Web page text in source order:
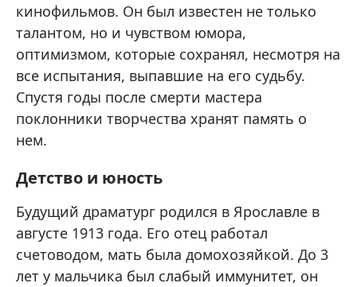
кинофильмов. Он был известен не только
талантом, но и чувством юмора,
оптимизмом, которые сохранял, несмотря на
все испытания, выпавшие на его судьбу.
Спустя годы после смерти мастера
поклонники творчества хранят память о
нем.
Детство и юность
Будущий драматург родился в Ярославле в
августе 1913 года. Его отец работал
счетоводом, мать была домохозяйкой. До 3
лет у мальчика был слабый иммунитет, он